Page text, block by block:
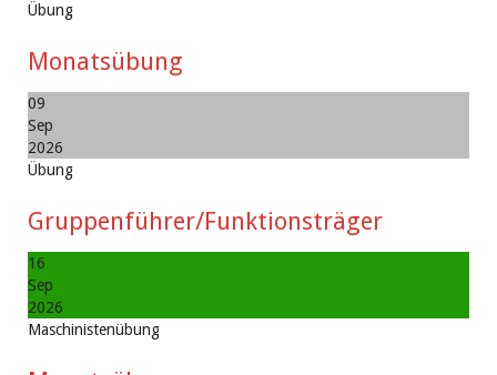
Übung
Monatsübung
09
Sep
2026
Übung
Gruppenführer/Funktionsträger
16
Sep
2026
Maschinistenübung